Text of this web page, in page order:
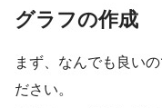
グラフの作成
まず、なんでも良い
ださい。